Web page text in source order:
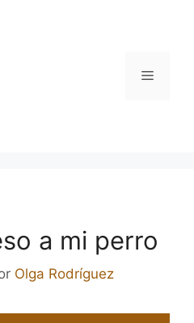
Menú
a mi perro
Olga Rodríguez